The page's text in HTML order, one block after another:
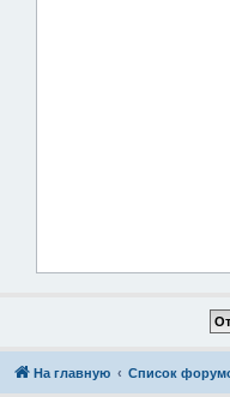
На главную Список